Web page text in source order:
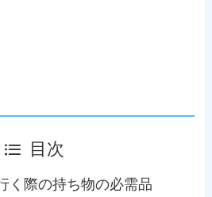
目次
く際の持ち物の必需品